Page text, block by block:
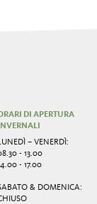
DI APERTURA
INVERNALI
– VENERDÌ:
- 13.00
- 17.00
& DOMENICA: